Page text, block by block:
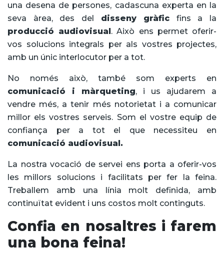
una desena de persones, cadascuna experta en la
seva àrea, des del disseny gràfic fins a la
producció audiovisual. Això ens permet oferir-
vos solucions integrals per als vostres projectes,
amb un únic interlocutor per a tot.
No només això, també som experts en
comunicació i màrqueting, i us ajudarem a
vendre més, a tenir més notorietat i a comunicar
millor els vostres serveis. Som el vostre equip de
confiança per a tot el que necessiteu en
comunicació audiovisual.
La nostra vocació de servei ens porta a oferir-vos
les millors solucions i facilitats per fer la feina.
Treballem amb una línia molt definida, amb
continuïtat evident i uns costos molt continguts.
Confia en nosaltres i farem
una bona feina!